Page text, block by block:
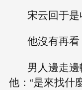
宋云回于是
他沒有再看
男人邊走
他：“是來找什